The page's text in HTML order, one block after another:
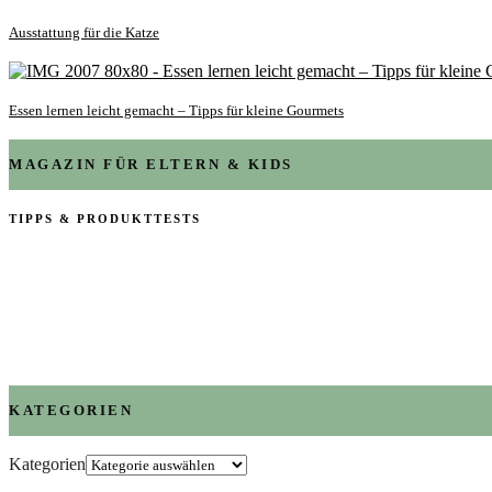
Ausstattung für die Katze
Essen lernen leicht gemacht – Tipps für kleine Gourmets
MAGAZIN FÜR ELTERN & KIDS
TIPPS & PRODUKTTESTS
KATEGORIEN
Kategorien